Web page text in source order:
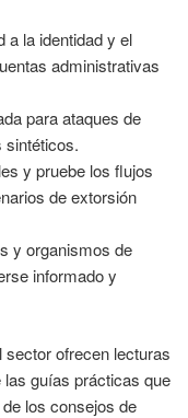
a la identidad y el
administrativas
para ataques de
sintéticos.
y pruebe los flujos
de extorsión
y organismos de
informado y
ofrecen lecturas
guías prácticas que
los consejos de